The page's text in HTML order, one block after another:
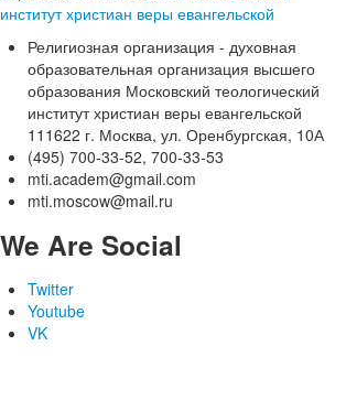
Религиозная организация - духовная
образовательная организация высшего
образования Московский теологический
институт христиан веры евангельской
111622 г. Москва, ул. Оренбургская, 10А
(495) 700-33-52, 700-33-53
mti.academ@gmail.com
mti.moscow@mail.ru
We Are Social
Twitter
Youtube
VK